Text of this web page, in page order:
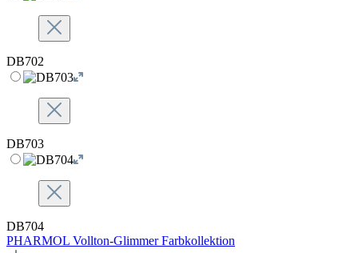
DB702
DB703
DB704
PHARMOL Vollton-Glimmer Farbkollektion